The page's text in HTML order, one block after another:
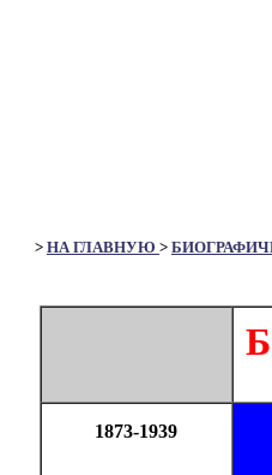
> НА ГЛАВНУЮ >
1873-1939